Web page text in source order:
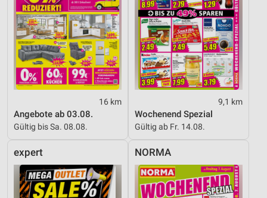
16 km
Angebote ab 03.08.
Gültig bis Sa. 08.08.
9,1 km
Wochenend Spezial
Gültig ab Fr. 14.08.
expert NORMA